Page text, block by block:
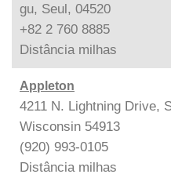
gu, Seul, 04520
+82 2 760 8885
Distância milhas
Appleton
4211 N. Lightning Drive,
Wisconsin 54913
(920) 993-0105
Distância milhas